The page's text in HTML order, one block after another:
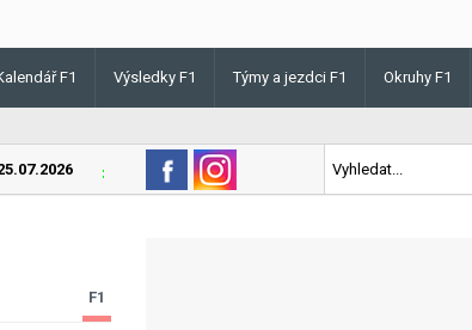
F1 Výsledky F1 Týmy a jezdci F1 Okruhy F1
Lando Norris v Maďarsku letos poprvé vyhrál kvalifikaci
F1